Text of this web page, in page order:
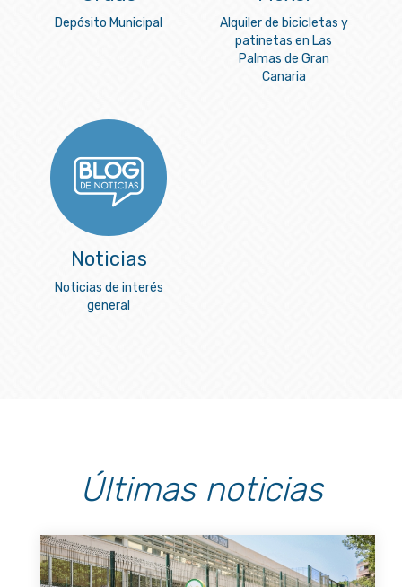
Depósito Municipal
Alquiler de bicicletas y
patinetas en Las
Palmas de Gran
Canaria
Noticias
Noticias de interés
general
Últimas noticias